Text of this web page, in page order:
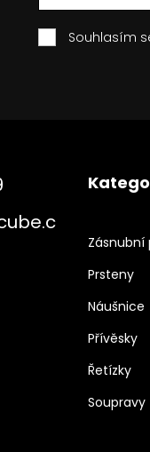
Souhlasím
Zásnubní
Prsteny
Náušnice
Přívěsky
Řetízky
Soupravy